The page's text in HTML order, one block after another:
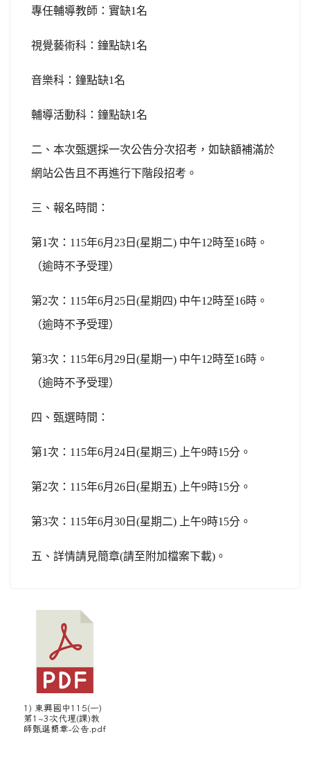
專任輔導教師：實缺1名
視覺藝術科：鐘點缺1名
音樂科：鐘點缺1名
輔導活動科：鐘點缺1名
二、本次甄選採一次公告分次招考，如缺額補滿於
網站公告且不再進行下階段招考。
三、報名時間：
第1次：115年6月23日(星期二) 中午12時至16時。
（逾時不予受理）
第2次：115年6月25日(星期四) 中午12時至16時。
（逾時不予受理）
第3次：115年6月29日(星期一) 中午12時至16時。
（逾時不予受理）
四、甄選時間：
第1次：115年6月24日(星期三) 上午9時15分。
第2次：115年6月26日(星期五) 上午9時15分。
第3次：115年6月30日(星期二) 上午9時15分。
五、詳情請見簡章(請至附加檔案下載)。
1) 東興國中115(一)
第1~3次代理(課)教
師甄選簡章-公告.pdf